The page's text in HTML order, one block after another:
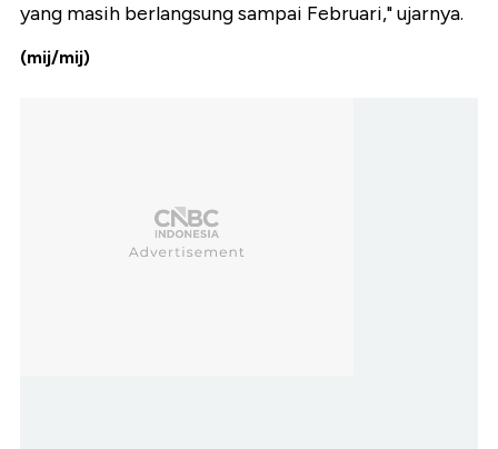
yang masih berlangsung sampai Februari," ujarnya.
(mij/mij)